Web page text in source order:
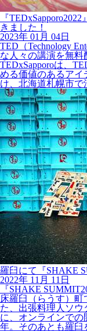
『
きました！
2023年 01月
TED（Technology
な人々の講演を無料
TEDxSapporoは、
める価値のあるアイ
け、北海道札幌市で
羅臼にて『SHAKE
2022年 11月 11日
『SHAKE
床羅臼（らうす）
た、出張料理人ソウ
に、オンラインでの
年。そのあとも羅臼